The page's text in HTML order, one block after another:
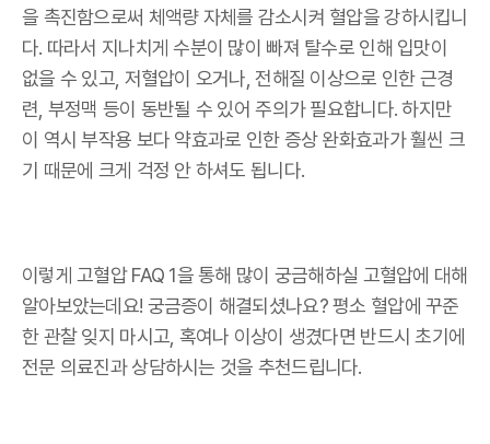
을 촉진함으로써 체액량 자체를 감소시켜 혈압을 강하시킵니
다. 따라서 지나치게 수분이 많이 빠져 탈수로 인해 입맛이
없을 수 있고, 저혈압이 오거나, 전해질 이상으로 인한 근경
련, 부정맥 등이 동반될 수 있어 주의가 필요합니다. 하지만
이 역시 부작용 보다 약효과로 인한 증상 완화효과가 훨씬 크
기 때문에 크게 걱정 안 하셔도 됩니다.
이렇게 고혈압 FAQ 1을 통해 많이 궁금해하실 고혈압에 대해
알아보았는데요! 궁금증이 해결되셨나요? 평소 혈압에 꾸준
한 관찰 잊지 마시고, 혹여나 이상이 생겼다면 반드시 초기에
전문 의료진과 상담하시는 것을 추천드립니다.